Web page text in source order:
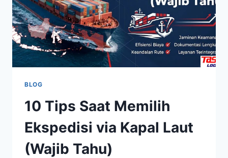
BLOG
10 Tips Saat Memilih
Ekspedisi via Kapal Laut
(Wajib Tahu)